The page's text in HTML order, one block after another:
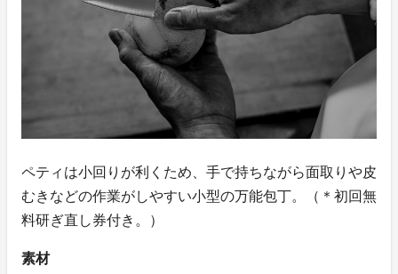
ペティは小回りが利くため、手で持ちながら面取りや皮
むきなどの作業がしやすい小型の万能包丁。（＊初回無
料研ぎ直し券付き。）
素材